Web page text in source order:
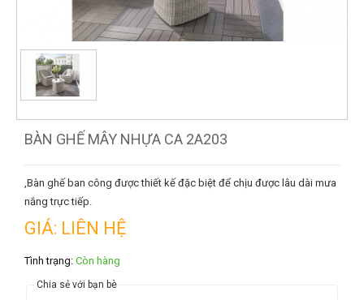
BÀN GHẾ MÂY NHỰA CA 2A203
,Bàn ghế ban công được thiết kế đặc biệt để chịu được lâu dài mưa
nắng trực tiếp.
GIÁ: LIÊN HỆ
Tình trạng: Còn hàng
Chia sẻ với bạn bè